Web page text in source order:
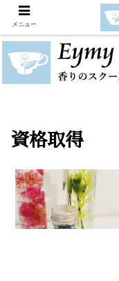
資格取得
メニュー